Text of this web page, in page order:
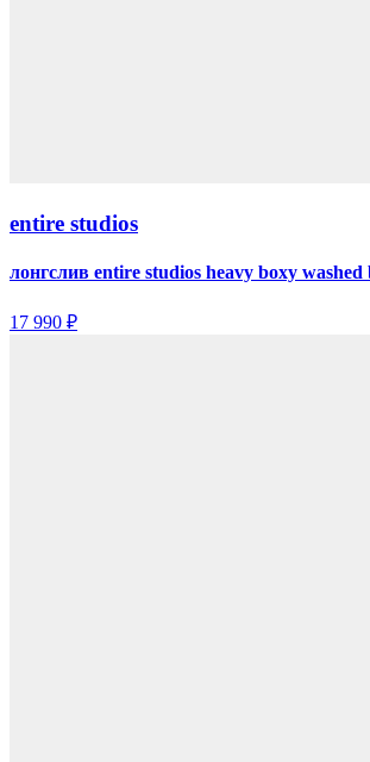
entire studios
лонгслив entire studios heavy boxy washed
17 990 ₽